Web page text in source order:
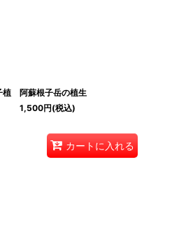
植
阿蘇根子岳の植生
1,500円(税込)
カートに入れる